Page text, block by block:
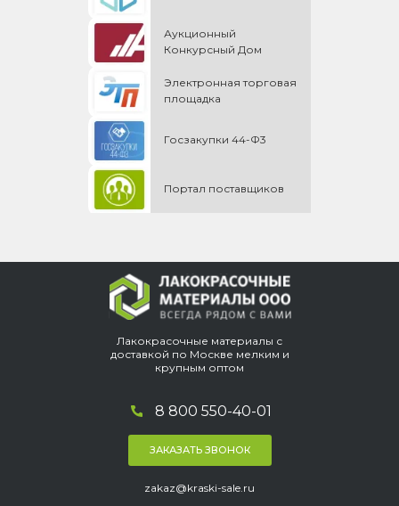
Аукционный
Конкурсный Дом
Электронная торговая
площадка
Госзакупки 44-Ф3
Портал поставщиков
Лакокрасочные материалы с
доставкой по Москве мелким и
крупным оптом
8 800 550-40-01
ЗАКАЗАТЬ ЗВОНОК
zakaz@kraski-sale.ru